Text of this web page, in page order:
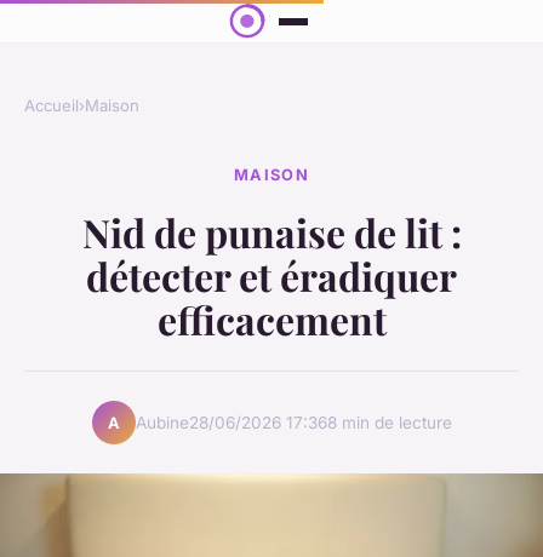
Accueil›Maison
MAISON
Nid de punaise de lit :
détecter et éradiquer
efficacement
A Aubine28/06/2026 17:368 min de lecture